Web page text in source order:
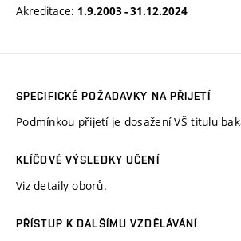
Akreditace: 1.9.2003 - 31.12.2024
SPECIFICKÉ POŽADAVKY NA PŘIJETÍ
Podmínkou přijetí je dosažení VŠ titulu
KLÍČOVÉ VÝSLEDKY UČENÍ
Viz detaily oborů.
PŘÍSTUP K DALŠÍMU VZDĚLÁVÁNÍ